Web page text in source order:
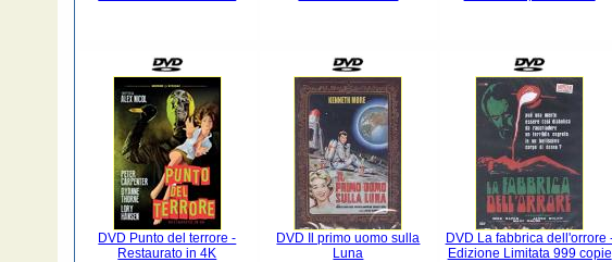
DVD Punto del terrore -
Restaurato in 4K
DVD Il primo uomo sulla
Luna
DVD La fabbrica dell'orrore
Edizione Limitata 999 copie